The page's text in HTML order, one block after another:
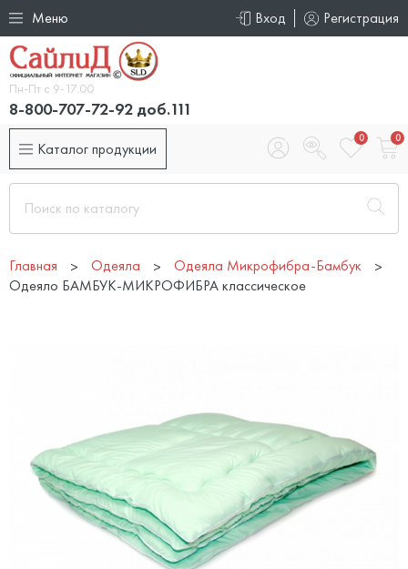
Меню Вход Регистрация
Пн-Пт с 9-17.00
8-800-707-72-92 доб.111
Каталог продукции
0 0
Главная Одеяла
Одеяла Микрофибра-Бамбук
Одеяло БАМБУК-МИКРОФИБРА классическое